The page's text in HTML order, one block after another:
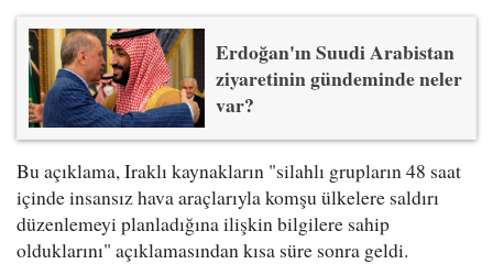
Erdoğan'ın Suudi Arabistan
ziyaretinin gündeminde neler
var?
Bu açıklama, Iraklı kaynakların "silahlı grupların 48 saat
içinde insansız hava araçlarıyla komşu ülkelere saldırı
düzenlemeyi planladığına ilişkin bilgilere sahip
olduklarını" açıklamasından kısa süre sonra geldi.